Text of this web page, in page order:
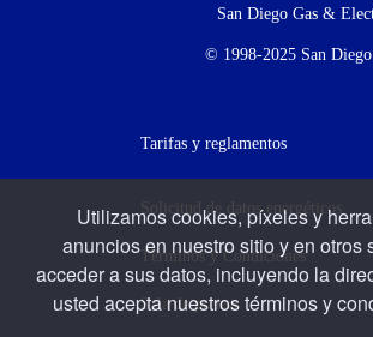
socialSan Diego Gas &
© 1998-2025 San Diego
Utilizamos cookies, píxeles y
anuncios en nuestro sitio y en
acceder a sus datos, incluyendo la
usted acepta nuestros términos y
Footer
menu
(menú
secundario)
Tarifas y reglamentos
Solicitud de datos energéticos
Términos y Condiciones
Sala de prensa